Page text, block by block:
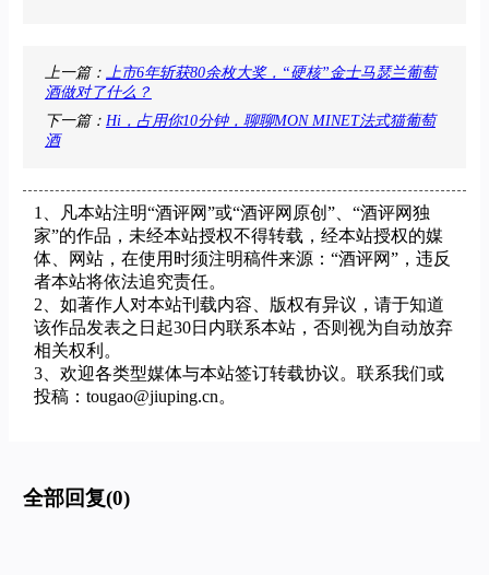
上一篇： 上市6年斩获80余枚大奖，“硬核”金士马瑟兰葡萄
酒做对了什么？
下一篇： Hi，占用你10分钟，聊聊MON MINET法式猫葡萄
酒
1、凡本站注明“酒评网”或“酒评网原创”、“酒评网独
家”的作品，未经本站授权不得转载，经本站授权的媒
体、网站，在使用时须注明稿件来源：“酒评网”，违反
者本站将依法追究责任。
2、如著作人对本站刊载内容、版权有异议，请于知道
该作品发表之日起30日内联系本站，否则视为自动放弃
相关权利。
3、欢迎各类型媒体与本站签订转载协议。联系我们或
投稿：tougao@jiuping.cn。
全部回复(0)